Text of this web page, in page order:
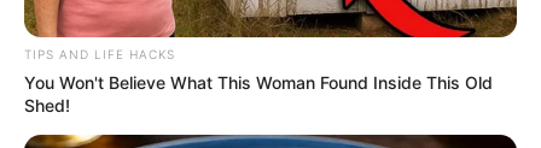
TIPS AND LIFE HACKS
You Won't Believe What This Woman Found Inside This Old
Shed!